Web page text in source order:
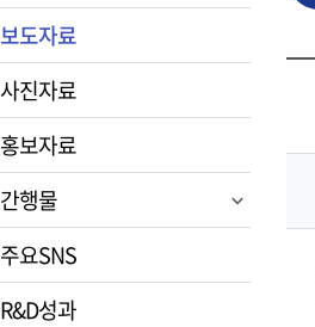
보도자료
사진자료
홍보자료
간행물
주요SNS
R&D성과